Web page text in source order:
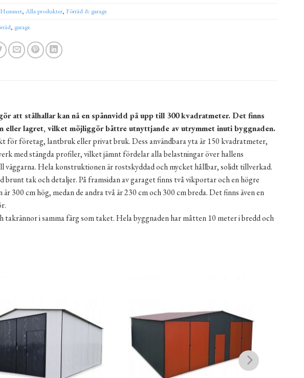
Hemmet, Alla produkter, Förråd & garage
, garage
att stålhallar kan nå en spännvidd på upp till 300 kvadratmeter. Det finns
eller lagret, vilket möjliggör bättre utnyttjande av utrymmet inuti byggnaden.
för företag, lantbruk eller privat bruk. Dess användbara yta är 150 kvadratmeter,
med stängda profiler, vilket jämnt fördelar alla belastningar över hallens
väggarna. Hela konstruktionen är rostskyddad och mycket hållbar, solidt tillverkad.
tak och detaljer. På framsidan av garaget finns två vikportar och en högre
cm hög, medan de andra två är 230 cm och 300 cm breda. Det finns även en
i samma färg som taket. Hela byggnaden har måtten 10 meter i bredd och